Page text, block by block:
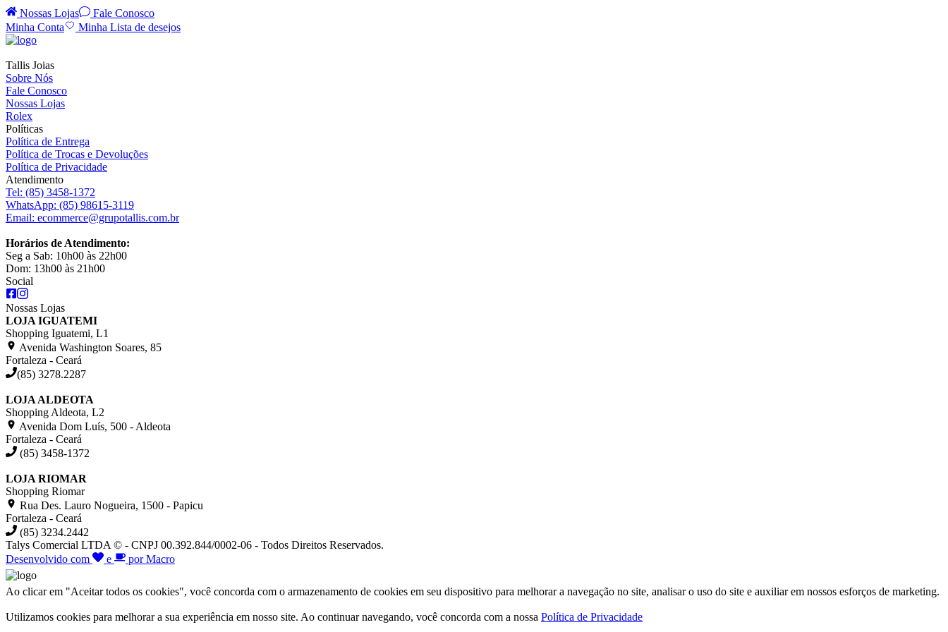
Nossas Lojas
Fale Conosco
Minha Conta
Minha Lista de desejos
Tallis Joias
Sobre Nós
Fale Conosco
Nossas Lojas
Rolex
Políticas
Política de Entrega
Política de Trocas e Devoluções
Política de Privacidade
Atendimento
Tel: (85) 3458-1372
WhatsApp: (85) 98615-3119
Email: ecommerce@grupotallis.com.br
Horários de Atendimento:
Seg a Sab: 10h00 às 22h00
Dom: 13h00 às 21h00
Social
Nossas Lojas
LOJA IGUATEMI
Shopping Iguatemi, L1
Avenida Washington Soares, 85
Fortaleza - Ceará
(85) 3278.2287
LOJA ALDEOTA
Shopping Aldeota, L2
Avenida Dom Luís, 500 - Aldeota
Fortaleza - Ceará
(85) 3458-1372
LOJA RIOMAR
Shopping Riomar
Rua Des. Lauro Nogueira, 1500 - Papicu
Fortaleza - Ceará
(85) 3234.2442
Talys Comercial LTDA © - CNPJ 00.392.844/0002-06 - Todos Direitos Reservados.
Desenvolvido com
e por Macro
Ao clicar em "Aceitar todos os cookies", você concorda com o armazenamento de cookies em seu dispositivo para melhorar a navegação no site, analisar o uso do site e auxiliar em nossos esforços de marketing.
Utilizamos cookies para melhorar a sua experiência em nosso site. Ao continuar navegando, você concorda com a nossa Política de Privacidade